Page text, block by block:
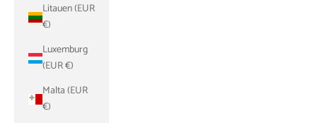
Litauen (EUR
€)
Luxemburg
(EUR €)
Malta (EUR
€)